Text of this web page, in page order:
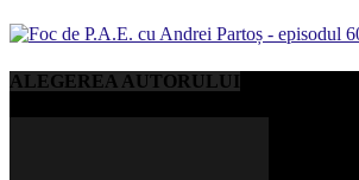
ALEGEREA AUTORULUI